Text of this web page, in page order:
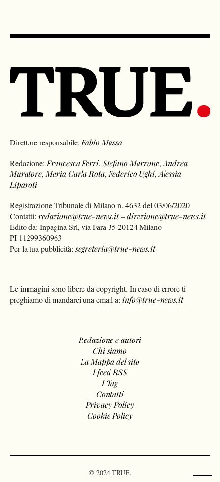
Direttore responsabile:Fabio Massa
Redazione:Francesca Ferri,Stefano Marrone,Andrea
Muratore,Maria Carla Rota,Federico Ughi,Alessia
Liparoti
Registrazione Tribunale di Milano n. 4632 del 03/06/2020
Contatti:redazione@true-news.it–direzione@true-news.it
Edito da: Inpagina Srl, via Fara 35 20124 Milano
PI 11299360963
Per la tua pubblicità:segreteria@true-news.it
Le immagini sono libere da copyright. In caso di errore ti
preghiamo di mandarci una email a: info@true-news.it
Redazione e autori
Chi siamo
La Mappa del sito
I feed RSS
I Tag
Contatti
Privacy Policy
Cookie Policy
© 2024 TRUE.